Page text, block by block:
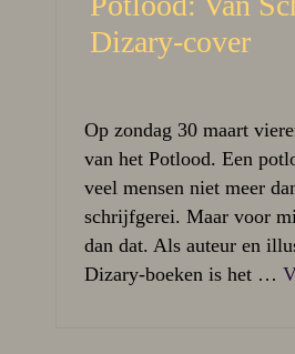
Dizary-cover
Op zondag 30 maart
van het Potlood. Een
veel mensen niet meer
schrijfgerei. Maar voor
dan dat. Als auteur en
Dizary-boeken is het …